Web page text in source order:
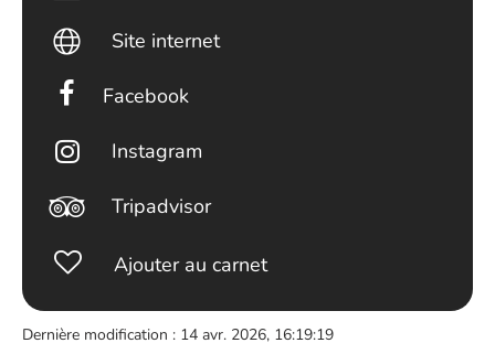
Site internet
Facebook
Instagram
Tripadvisor
Ajouter au carnet
Dernière modification : 14 avr. 2026, 16:19:19